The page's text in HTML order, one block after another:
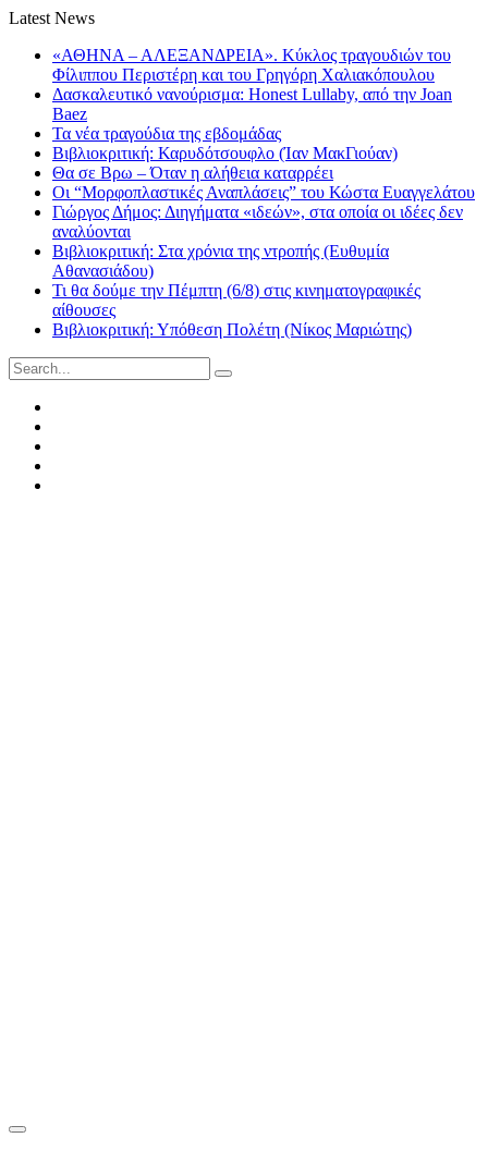
Latest News
«ΑΘΗΝΑ – ΑΛΕΞΑΝΔΡΕΙΑ». Κύκλος τραγουδιών του
Φίλιππου Περιστέρη και του Γρηγόρη Χαλιακόπουλου
Δασκαλευτικό νανούρισμα: Honest Lullaby, από την Joan
Baez
Τα νέα τραγούδια της εβδομάδας
Βιβλιοκριτική: Καρυδότσουφλο (Ίαν ΜακΓιούαν)
Θα σε Βρω – Όταν η αλήθεια καταρρέει
Οι “Μορφοπλαστικές Αναπλάσεις” του Κώστα Ευαγγελάτου
Γιώργος Δήμος: Διηγήματα «ιδεών», στα οποία οι ιδέες δεν
αναλύονται
Βιβλιοκριτική: Στα χρόνια της ντροπής (Ευθυμία
Αθανασιάδου)
Τι θα δούμε την Πέμπτη (6/8) στις κινηματογραφικές
αίθουσες
Βιβλιοκριτική: Υπόθεση Πολέτη (Νίκος Μαριώτης)
Search
for: